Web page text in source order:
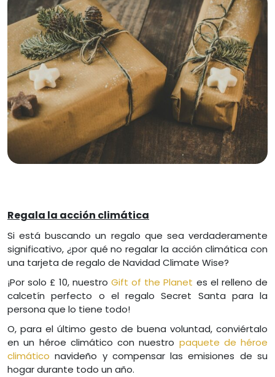
Regala la acción climática
Si está buscando un regalo que sea verdaderamente
significativo, ¿por qué no regalar la acción climática con
una tarjeta de regalo de Navidad Climate Wise?
¡Por solo £ 10, nuestro Gift of the Planet es el relleno de
calcetín perfecto o el regalo Secret Santa para la
persona que lo tiene todo!
O, para el último gesto de buena voluntad, conviértalo
en un héroe climático con nuestro paquete de héroe
climático navideño y compensar las emisiones de su
hogar durante todo un año.